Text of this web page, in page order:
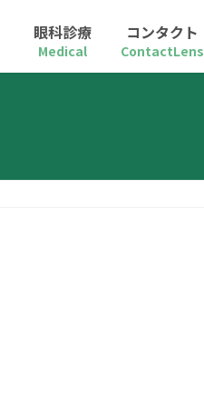
眼科診療
Medical
コンタクト
ContactLens